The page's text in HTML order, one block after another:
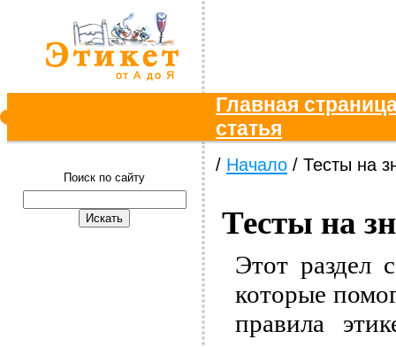
Главная
статья
Поиск по сайту
/ Начало / Тесты на
Тесты на
Этот раздел
которые
правила